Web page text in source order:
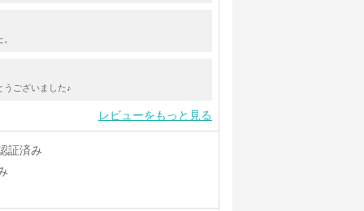
うございました♪
レビューをもっと見る
証済み